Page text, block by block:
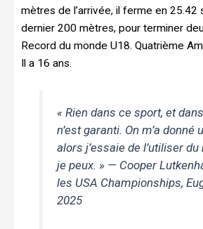
mètres de l’arrivée, il ferme en 25.42
dernier 200 mètres, pour terminer
Record du monde U18. Quatrième
Il a 16 ans.
« Rien dans ce sport, et
n’est garanti. On m’a donné
alors j’essaie de l’utiliser
je peux. » — Cooper
les USA Championships,
2025